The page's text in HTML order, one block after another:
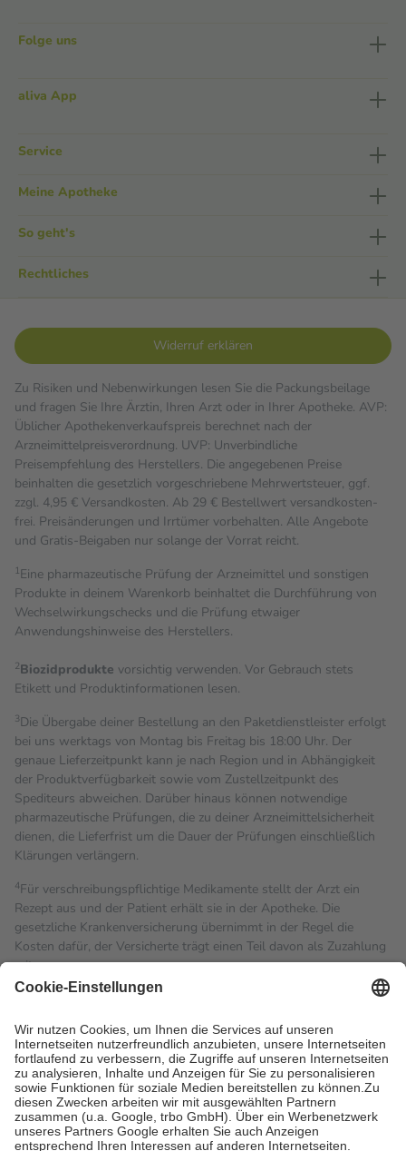
Folge uns
aliva App
Service
Meine Apotheke
So geht's
Rechtliches
Widerruf erklären
Zu Risiken und Nebenwirkungen lesen Sie die Packungsbeilage
und fragen Sie Ihre Ärztin, Ihren Arzt oder in Ihrer Apotheke. AVP:
Üblicher Apothekenverkaufspreis berechnet nach der
Arzneimittelpreisverordnung. UVP: Unverbindliche
Preisempfehlung des Herstellers. Die angegebenen Preise
beinhalten die gesetzlich vorgeschriebene Mehrwertsteuer, ggf.
zzgl. 4,95 € Versandkosten. Ab 29 € Bestell­wert versand­kosten­
frei. Preisänderungen und Irrtümer vorbehalten. Alle Angebote
und Gratis-Beigaben nur solange der Vorrat reicht.
1Eine pharmazeutische Prüfung der Arzneimittel und sonstigen
Produkte in deinem Warenkorb beinhaltet die Durchführung von
Wechselwirkungschecks und die Prüfung etwaiger
Anwendungshinweise des Herstellers.
2Biozidprodukte vorsichtig verwenden. Vor Gebrauch stets
Etikett und Produktinformationen lesen.
3Die Übergabe deiner Bestellung an den Paketdienstleister erfolgt
bei uns werktags von Montag bis Freitag bis 18:00 Uhr. Der
genaue Lieferzeitpunkt kann je nach Region und in Abhängigkeit
der Produktverfügbarkeit sowie vom Zustellzeitpunkt des
Spediteurs abweichen. Darüber hinaus können notwendige
pharmazeutische Prüfungen, die zu deiner Arzneimittelsicherheit
dienen, die Lieferfrist um die Dauer der Prüfungen einschließlich
Klärungen verlängern.
4Für verschreibungspflichtige Medikamente stellt der Arzt ein
Rezept aus und der Patient erhält sie in der Apotheke. Die
gesetzliche Krankenversicherung übernimmt in der Regel die
Kosten dafür, der Versicherte trägt einen Teil davon als Zuzahlung
mit.
Grundsätzlich leisten Mitglieder Zuzahlungen in Höhe von zehn
höchstens zehn Euro.
Es sind jedoch nie mehr als die
tatsächlichen Kosten der Leistung zu entrichten.
Diese Regeln gelten grundsätzlich auch für Online-Apotheken.
Bei Heilmitteln und häuslicher Krankenpflege beträgt die
Zuzahlung zehn Prozent der Kosten sowie zehn Euro je
Verordnung.
Um das Engagement der Versicherten für ihre eigene Gesundheit